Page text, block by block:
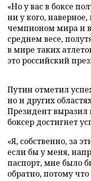
«Но у вас в боксе
ни у кого,
чемпионом мира и
среднем весе,
в мире таких
это российский
Путин отметил
но и других
Президент
боксер достигнет
«Я, собственно, за
если бы у меня,
паспорт, мне было
обратно, потому